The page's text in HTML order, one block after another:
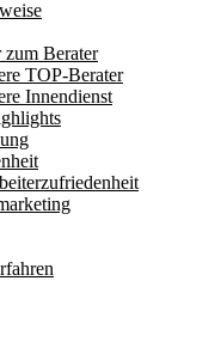
Berater
TOP-Berater
Innendienst